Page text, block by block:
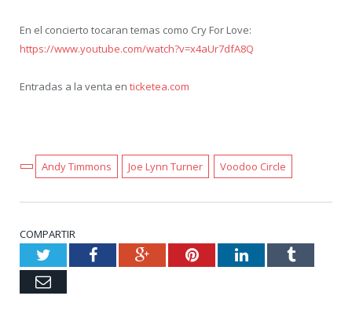
En el concierto tocaran temas como Cry For Love:
https://www.youtube.com/watch?v=x4aUr7dfA8Q
Entradas a la venta en ticketea.com
Andy Timmons Joe Lynn Turner Voodoo Circle
COMPARTIR
TwitterFacebookGoogle+PinterestLinkedInTumblr
Email